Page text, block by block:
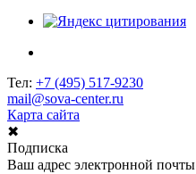
Тел: +7 (495) 517-9230
mail@sova-center.ru
Карта сайта
✖
Подписка
Ваш адрес электронной почты